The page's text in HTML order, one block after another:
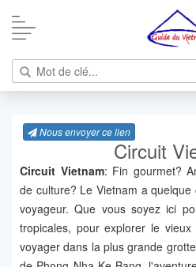
Nous envoyer ce lien
Circuit
Circuit Vietnam: Fin gourmet?
de culture? Le Vietnam a
voyageur. Que vous soyez ici
tropicales, pour explorer le
voyager dans la plus grande